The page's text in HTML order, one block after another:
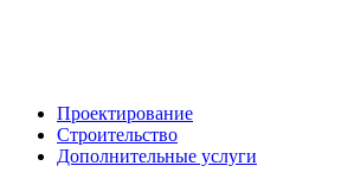
Проектирование
Строительство
Дополнительные услуги